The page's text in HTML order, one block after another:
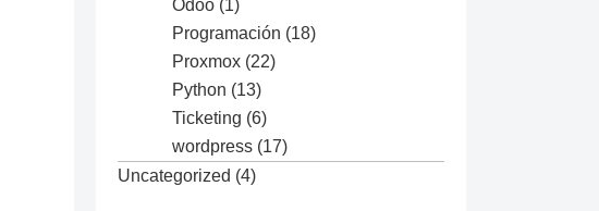
Odoo (1)
Programación (18)
Proxmox (22)
Python (13)
Ticketing (6)
wordpress (17)
Uncategorized (4)